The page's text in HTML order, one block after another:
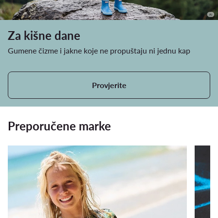
Za kišne dane
Gumene čizme i jakne koje ne propuštaju ni jednu kap
Provjerite
Preporučene marke